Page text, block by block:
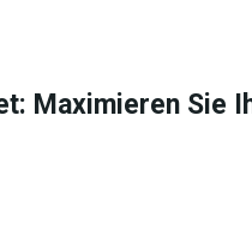
Maximieren Sie